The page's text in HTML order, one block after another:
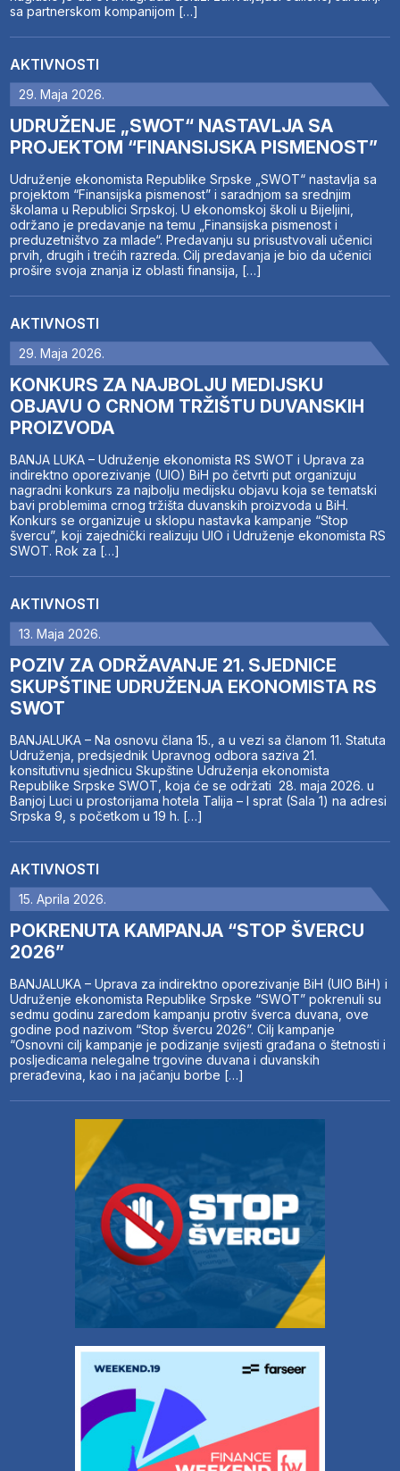
sa partnerskom kompanijom […]
AKTIVNOSTI
29. Maja 2026.
UDRUŽENJE „SWOT“ NASTAVLJA SA
PROJEKTOM “FINANSIJSKA PISMENOST”
Udruženje ekonomista Republike Srpske „SWOT“ nastavlja sa
projektom “Finansijska pismenost” i saradnjom sa srednjim
školama u Republici Srpskoj. U ekonomskoj školi u Bijeljini,
održano je predavanje na temu „Finansijska pismenost i
preduzetništvo za mlade“. Predavanju su prisustvovali učenici
prvih, drugih i trećih razreda. Cilj predavanja je bio da učenici
prošire svoja znanja iz oblasti finansija, […]
AKTIVNOSTI
29. Maja 2026.
KONKURS ZA NAJBOLJU MEDIJSKU
OBJAVU O CRNOM TRŽIŠTU DUVANSKIH
PROIZVODA
BANJA LUKA – Udruženje ekonomista RS SWOT i Uprava za
indirektno oporezivanje (UIO) BiH po četvrti put organizuju
nagradni konkurs za najbolju medijsku objavu koja se tematski
bavi problemima crnog tržišta duvanskih proizvoda u BiH.
Konkurs se organizuje u sklopu nastavka kampanje “Stop
švercu”, koji zajednički realizuju UIO i Udruženje ekonomista RS
SWOT. Rok za […]
AKTIVNOSTI
13. Maja 2026.
POZIV ZA ODRŽAVANJE 21. SJEDNICE
SKUPŠTINE UDRUŽENJA EKONOMISTA RS
SWOT
BANJALUKA – Na osnovu člana 15., a u vezi sa članom 11. Statuta
Udruženja, predsjednik Upravnog odbora saziva 21.
konsitutivnu sjednicu Skupštine Udruženja ekonomista
Republike Srpske SWOT, koja će se održati 28. maja 2026. u
Banjoj Luci u prostorijama hotela Talija – I sprat (Sala 1) na adresi
Srpska 9, s početkom u 19 h. […]
AKTIVNOSTI
15. Aprila 2026.
POKRENUTA KAMPANJA “STOP ŠVERCU
2026”
BANJALUKA – Uprava za indirektno oporezivanje BiH (UIO BiH) i
Udruženje ekonomista Republike Srpske “SWOT” pokrenuli su
sedmu godinu zaredom kampanju protiv šverca duvana, ove
godine pod nazivom “Stop švercu 2026”. Cilj kampanje
“Osnovni cilj kampanje je podizanje svijesti građana o štetnosti i
posljedicama nelegalne trgovine duvana i duvanskih
prerađevina, kao i na jačanju borbe […]